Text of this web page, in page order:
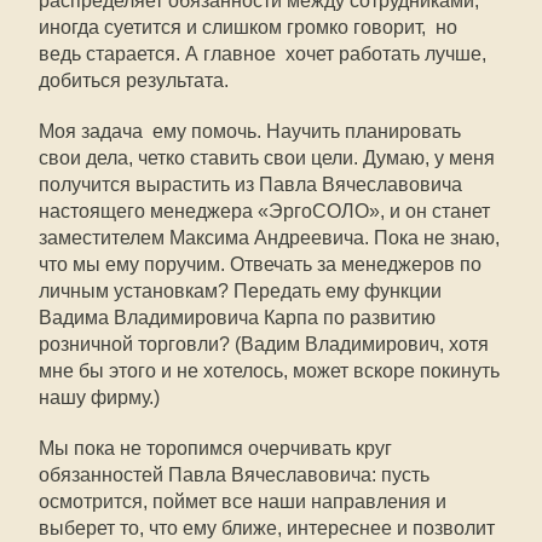
иногда суетится и слишком громко говорит,  но
ведь старается. А главное  хочет работать лучше,
добиться результата.
Моя задача  ему помочь. Научить планировать
свои дела, четко ставить свои цели. Думаю, у меня
получится вырастить из Павла Вячеславовича
настоящего менеджера «ЭргоСОЛО», и он станет
заместителем Максима Андреевича. Пока не знаю,
что мы ему поручим. Отвечать за менеджеров по
личным установкам? Передать ему функции
Вадима Владимировича Карпа по развитию
розничной торговли? (Вадим Владимирович, хотя
мне бы этого и не хотелось, может вскоре покинуть
нашу фирму.)
Мы пока не торопимся очерчивать круг
обязанностей Павла Вячеславовича: пусть
осмотрится, поймет все наши направления и
выберет то, что ему ближе, интереснее и позволит